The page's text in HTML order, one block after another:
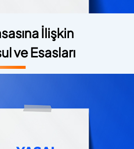
İlişkin
ve Esasları